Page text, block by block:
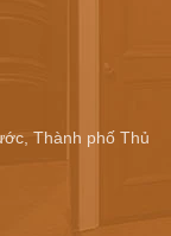
Thành phố Thủ